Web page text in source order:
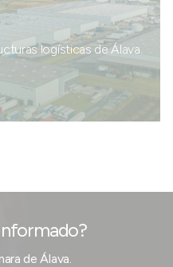
logísticas de Álava.
de Álava.